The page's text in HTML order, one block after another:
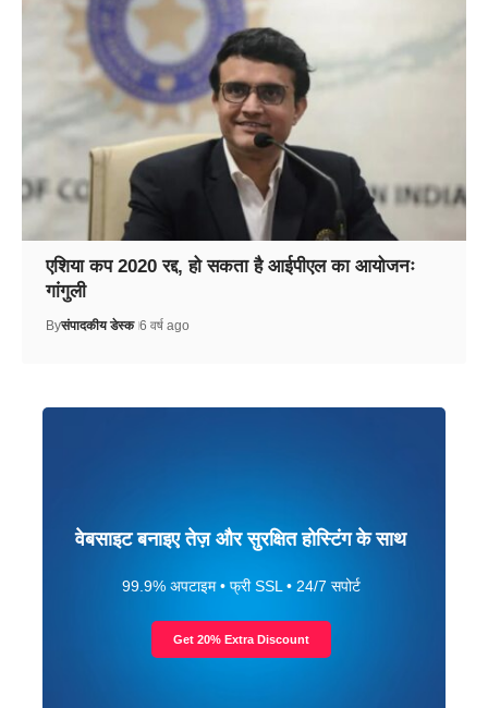
एशिया कप 2020 रद्द, हो सकता है आईपीएल का आयोजनः
गांगुली
Byसंपादकीय डेस्क 6 वर्ष ago
वेबसाइट बनाइए तेज़ और सुरक्षित होस्टिंग के साथ
99.9% अपटाइम • फ्री SSL • 24/7 सपोर्ट
Get 20% Extra Discount